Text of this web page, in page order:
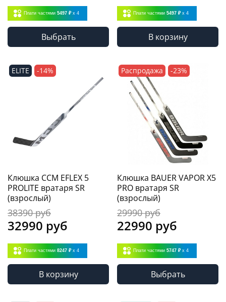
Плати частями 5497 ₽ x 4
Выбрать
Плати частями 5497 ₽ x 4
В корзину
ELITE -14%
Клюшка CCM EFLEX 5
PROLITE вратаря SR
(взрослый)
38390 руб
32990 руб
Плати частями 8247 ₽ x 4
В корзину
Распродажа -23%
Клюшка BAUER VAPOR X5
PRO вратаря SR
(взрослый)
29990 руб
22990 руб
Плати частями 5747 ₽ x 4
Выбрать